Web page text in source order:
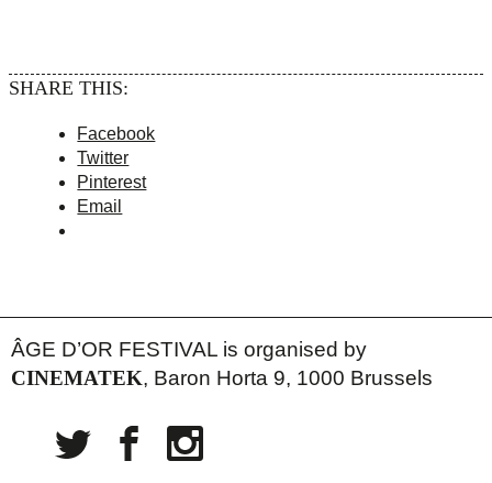
SHARE THIS:
Facebook
Twitter
Pinterest
Email
ÂGE D’OR FESTIVAL is organised by
CINEMATEK, Baron Horta 9, 1000 Brussels